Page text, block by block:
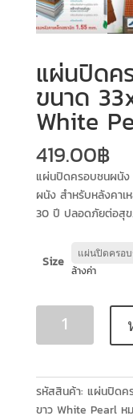
แผ่นปิดค
ขนาด
White
419.00฿
แผ่นปิดครอบชนผนัง
ผนัง สำหรับหลังคาเ
30 ปี ปลอดภัยต่อสุข
Size
ล้างค่า
รหัสสินค้า: แผ่นปิดค
ขาว White Pearl ห